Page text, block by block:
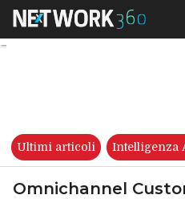
Ultimi articoli Intelligenza
Omnichannel